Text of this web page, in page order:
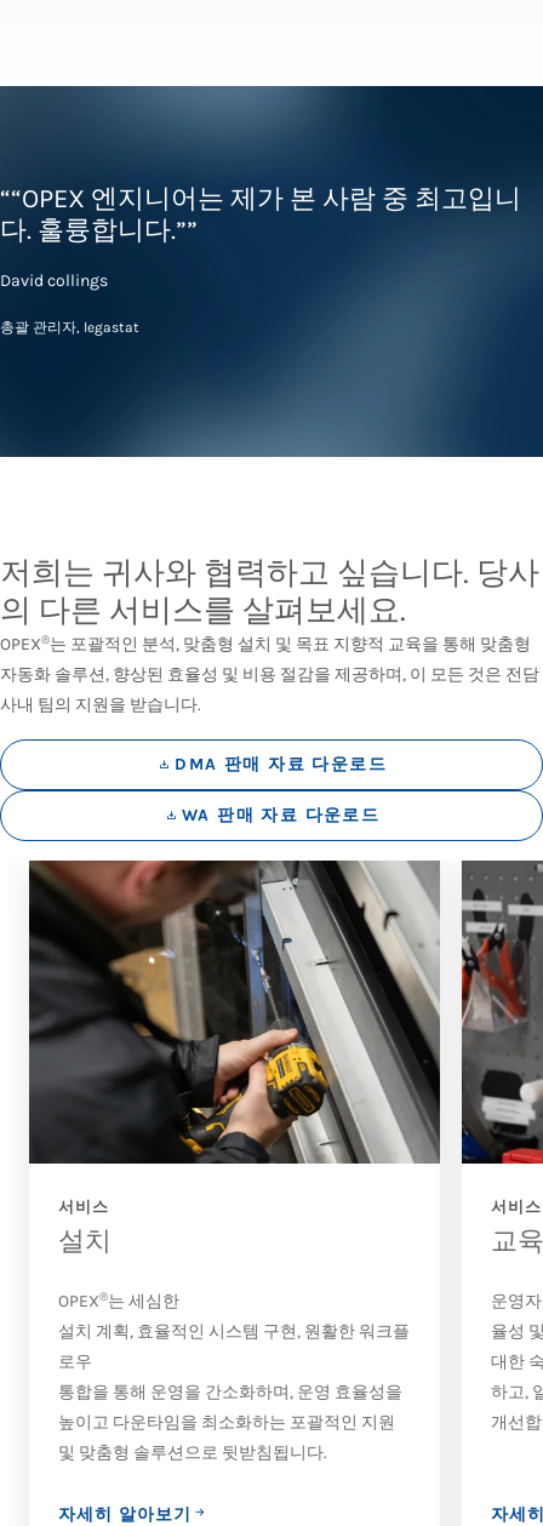
““OPEX 엔지니어는 제가 본 사람 중 최고입니
다. 훌륭합니다.””
David collings
총괄 관리자, legastat
저희는 귀사와 협력하고 싶습니다. 당사
의 다른 서비스를 살펴보세요.
OPEX®는 포괄적인 분석, 맞춤형 설치 및 목표 지향적 교육을 통해 맞춤형
자동화 솔루션, 향상된 효율성 및 비용 절감을 제공하며, 이 모든 것은 전담
사내 팀의 지원을 받습니다.
DMA 판매 자료 다운로드
WA 판매 자료 다운로드
서비스
설치
OPEX®는 세심한
설치 계획, 효율적인 시스템 구현, 원활한 워크플
로우
통합을 통해 운영을 간소화하며, 운영 효율성을
높이고 다운타임을 최소화하는 포괄적인 지원
및 맞춤형 솔루션으로 뒷받침됩니다.
자세히 알아보기
서비스
교육
운영
율성
대한
하고,
개선
자세